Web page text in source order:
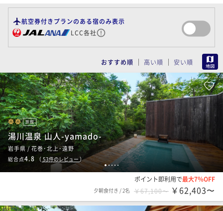
航空券付きプランのある宿のみ表示
LCC各社
おすすめ順 高い順 安い順
123 45
旅館
湯川温泉 山人-yamado-
岩手県 / 花巻･北上･遠野
総合点4.8 （ 53件のレビュー ）
ポイント即利用で最大7％OFF
夕朝食付き /2名 ￥67,100〜 ￥62,403〜